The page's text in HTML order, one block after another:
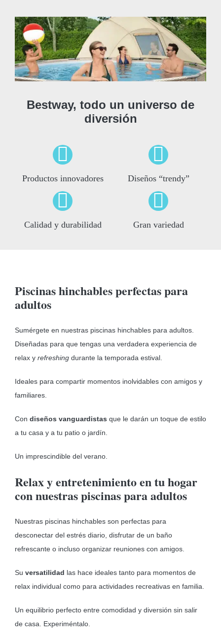
Bestway, todo un universo de
diversión
Productos innovadores Diseños “trendy”
Calidad y durabilidad Gran variedad
Piscinas hinchables perfectas para
adultos
Sumérgete en nuestras piscinas hinchables para adultos.
Diseñadas para que tengas una verdadera experiencia de
relax y refreshingdurante la temporada estival.
Ideales para compartir momentos inolvidables con amigos y
familiares.
Con diseños vanguardistas que le darán un toque de estilo
a tu casa y a tu patio o jardín.
Un imprescindible del verano.
Relax y entretenimiento en tu hogar
con nuestras piscinas para adultos
Nuestras piscinas hinchables son perfectas para
desconectar del estrés diario, disfrutar de un baño
refrescante o incluso organizar reuniones con amigos.
Su versatilidad las hace ideales tanto para momentos de
relax individual como para actividades recreativas en familia.
Un equilibrio perfecto entre comodidad y diversión sin salir
de casa. Experiméntalo.